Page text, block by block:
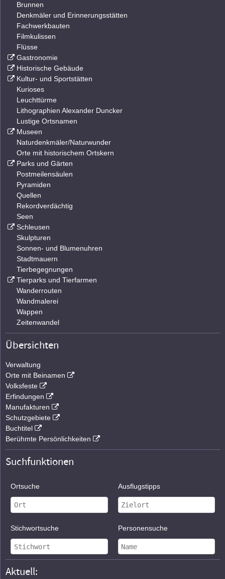
Brunnen
Denkmäler und Erinnerungsstätten
Fachwerkbauten
Filmkulissen
Flüsse
Gastronomie
Historische Gebäude
Kultur- und Sportstätten
Kurioses
Leuchttürme
Lithographien Alexander Duncker
Lustige Ortsnamen
Museen
Naturdenkmäler/Naturwunder
Orte mit historischem Ortskern
Parks und Gärten
Postmeilensäulen
Pyramiden
Quellen
Rekordverdächtig
Seen
Schleusen
Skulpturen
Sonnen- und Blumenuhren
Stadtmauern
Tierbegegnungen
Tierparks und Tierfarmen
Wanderrouten
Wandmalerei
Wappen
Zeitenwandel
Übersichten
Verwaltung
Orte mit Beinamen
Volksfeste
Erfindungen
Manufakturen
Schutzgebiete
Buchtitel
Berühmte Persönlichkeiten
Suchfunktionen
Ortsuche Ausflugstipps
Stichwortsuche Personensuche
Aktuell: